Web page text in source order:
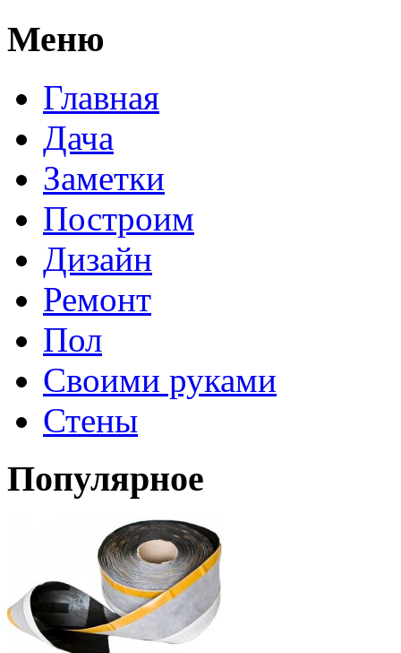
Меню
Главная
Дача
Заметки
Построим
Дизайн
Ремонт
Пол
Своими руками
Стены
Популярное